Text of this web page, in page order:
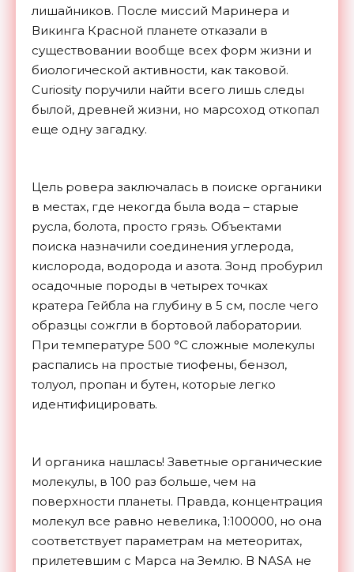
лишайников. После миссий Маринера и
Викинга Красной планете отказали в
существовании вообще всех форм жизни и
биологической активности, как таковой.
Curiosity поручили найти всего лишь следы
былой, древней жизни, но марсоход откопал
еще одну загадку.
Цель ровера заключалась в поиске органики
в местах, где некогда была вода – старые
русла, болота, просто грязь. Объектами
поиска назначили соединения углерода,
кислорода, водорода и азота. Зонд пробурил
осадочные породы в четырех точках
кратера Гейбла на глубину в 5 см, после чего
образцы сожгли в бортовой лаборатории.
При температуре 500 °C сложные молекулы
распались на простые тиофены, бензол,
толуол, пропан и бутен, которые легко
идентифицировать.
И органика нашлась! Заветные органические
молекулы, в 100 раз больше, чем на
поверхности планеты. Правда, концентрация
молекул все равно невелика, 1:100000, но она
соответствует параметрам на метеоритах,
прилетевшим с Марса на Землю. В NASA не